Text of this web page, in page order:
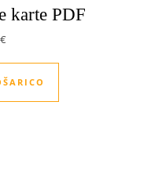
karte PDF
€